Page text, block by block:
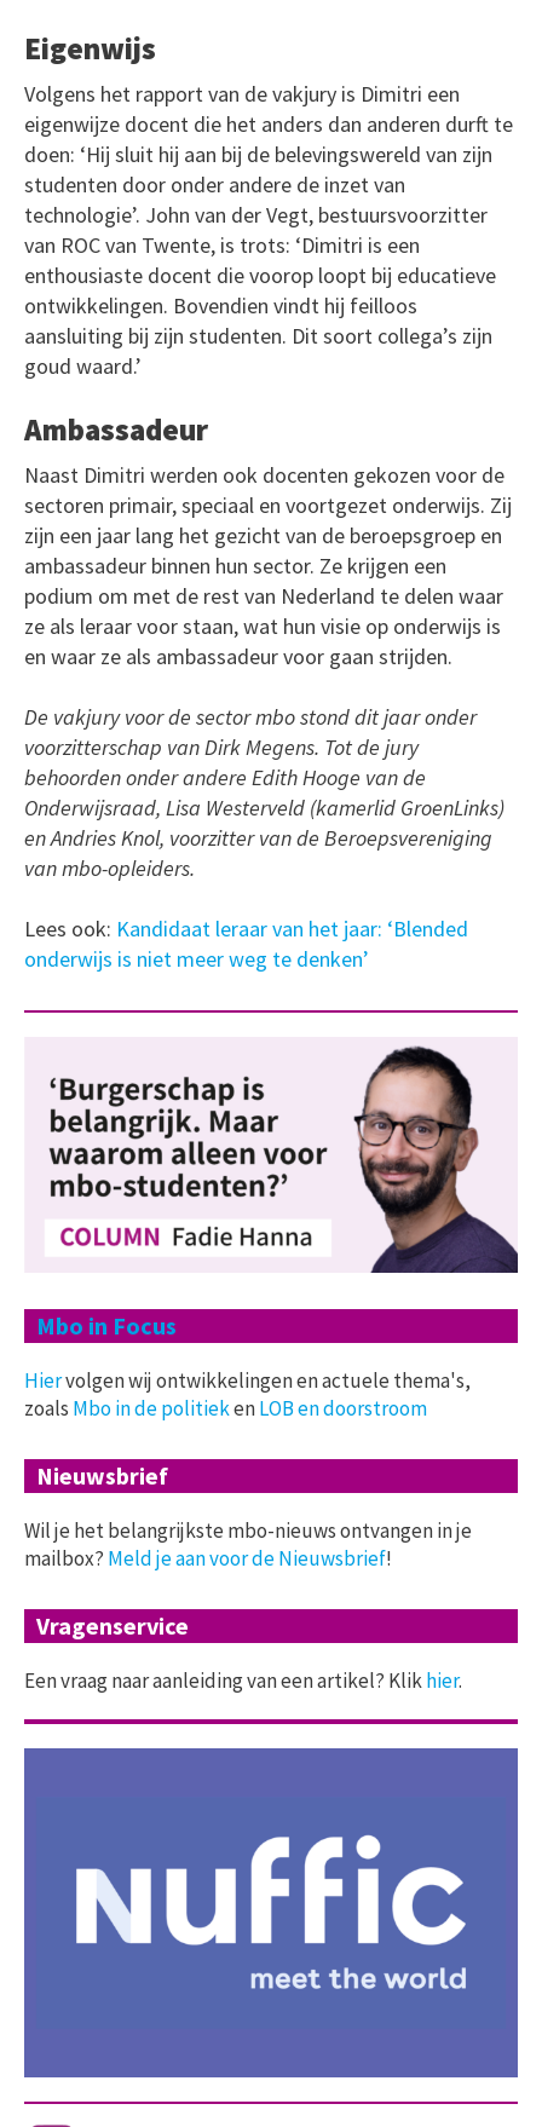
Eigenwijs
Volgens het rapport van de vakjury is Dimitri een
eigenwijze docent die het anders dan anderen durft te
doen: ‘Hij sluit hij aan bij de belevingswereld van zijn
studenten door onder andere de inzet van
technologie’. John van der Vegt, bestuursvoorzitter
van ROC van Twente, is trots: ‘Dimitri is een
enthousiaste docent die voorop loopt bij educatieve
ontwikkelingen. Bovendien vindt hij feilloos
aansluiting bij zijn studenten. Dit soort collega’s zijn
goud waard.’
Ambassadeur
Naast Dimitri werden ook docenten gekozen voor de
sectoren primair, speciaal en voortgezet onderwijs. Zij
zijn een jaar lang het gezicht van de beroepsgroep en
ambassadeur binnen hun sector. Ze krijgen een
podium om met de rest van Nederland te delen waar
ze als leraar voor staan, wat hun visie op onderwijs is
en waar ze als ambassadeur voor gaan strijden.
De vakjury voor de sector mbo stond dit jaar onder
voorzitterschap van Dirk Megens. Tot de jury
behoorden onder andere Edith Hooge van de
Onderwijsraad, Lisa Westerveld (kamerlid GroenLinks)
en Andries Knol, voorzitter van de Beroepsvereniging
van mbo-opleiders.
Lees ook: Kandidaat leraar van het jaar: ‘Blended
onderwijs is niet meer weg te denken’
Mbo in Focus
Hiervolgen wij ontwikkelingen en actuele thema's,
zoals Mbo in de politiekenLOB en doorstroom
Nieuwsbrief
Wil je het belangrijkste mbo-nieuws ontvangen in je
mailbox? Meld je aan voor de Nieuwsbrief!
Vragenservice
Een vraag naar aanleiding van een artikel? Klikhier.